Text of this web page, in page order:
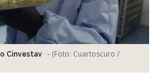
Cinvestav - (Foto: Cuartoscuro /